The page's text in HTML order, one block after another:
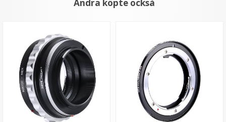
LÄGG I VARUKORG
Andra köpte också